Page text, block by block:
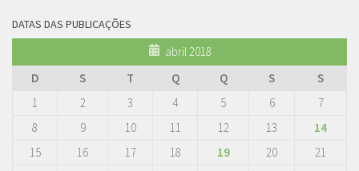
DATAS DAS PUBLICAÇÕES
abril 2018
D
S T Q Q S
S
1
2 3 4 5 6
7
8
9 10 11 12 13
14
15
16 17 18 19 20
21